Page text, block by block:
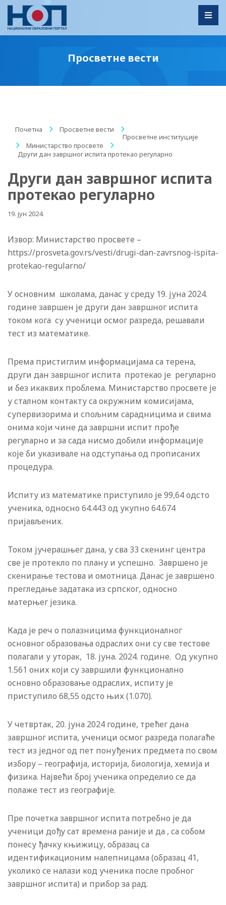
Просветне вести
Почетна / Просветне вести
/
Просветне институције
/
Министарство просвете
/
Други дан завршног испита протекао регуларно
Други дан завршног испита
протекао регуларно
19. јун 2024.
Извор: Министарство просвете –
https://prosveta.gov.rs/vesti/drugi-dan-zavrsnog-ispita-
protekao-regularno/
У основним школама, данас у среду 19. јуна 2024.
године завршен је други дан завршног испита
током кога су ученици осмог разреда, решавали
тест из математике.
Према пристиглим информацијама са терена,
други дан завршног испита протекао је регуларно
и без икаквих проблема. Министарство просвете је
у сталном контакту са окружним комисијама,
супервизорима и спољним сарадницима и свима
онима који чине да завршни испит прође
регуларно и за сада нисмо добили информације
које би указивале на одступања од прописаних
процедура.
Испиту из математике приступило је 99,64 одсто
ученика, односно 64.443 од укупно 64.674
пријављених.
Током јучерашњег дана, у сва 33 скенинг центра
све је протекло по плану и успешно. Завршено је
скенирање тестова и омотница. Данас је завршено
прегледање задатака из српског, односно
матерњег језика.
Када је реч о полазницима функционалног
основног образовања одраслих они су све тестове
полагали у уторак, 18. јуна. 2024. године. Од укупно
1.561 оних који су завршили функционално
основно образовање одраслих, испиту је
приступило 68,55 одсто њих (1.070).
У четвртак, 20. јуна 2024 године, трећег дана
завршног испита, ученици осмог разреда полагаће
тест из једног од пет понуђених предмета по свом
избору – географија, историја, биологија, хемија и
физика. Највећи број ученика определио се да
полаже тест из географије.
Пре почетка завршног испита потребно је да
ученици дођу сат времена раније и да , са собом
понесу ђачку књижицу, образац са
идентификационим налепницама (образац 41,
уколико се налази код ученика после пробног
завршног испита) и прибор за рад.